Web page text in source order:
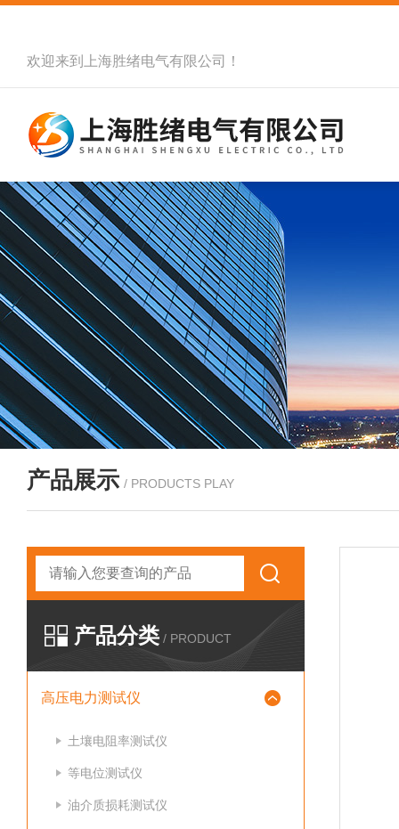
欢迎来到 上海胜绪电气有限公司 ！
产品展示 / PRODUCTS PLAY
产品分类 / PRODUCT
高压电力测试仪
土壤电阻率测试仪
等电位测试仪
油介质损耗测试仪